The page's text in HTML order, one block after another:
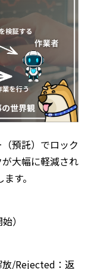
預託）でロック
大幅に軽減され
す。
）
/Rejected：返